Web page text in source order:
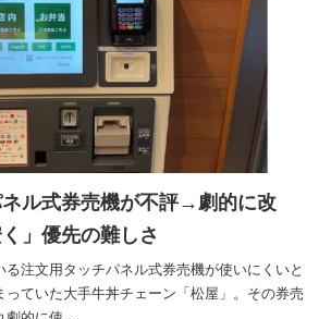
ル式券売機が不評→劇的に改
」優先の難しさ
る注文用タッチパネル式券売機が使いにくいと
っていた大手牛丼チェーン「松屋」。その券売